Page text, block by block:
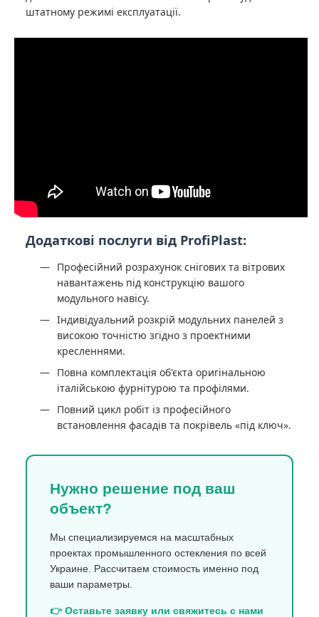
штатному режимі експлуатації.
Додаткові послуги від ProfiPlast:
Професійний розрахунок снігових та вітрових
навантажень під конструкцію вашого
модульного навісу.
Індивідуальний розкрій модульних панелей з
високою точністю згідно з проектними
кресленнями.
Повна комплектація об'єкта оригінальною
італійською фурнітурою та профілями.
Повний цикл робіт із професійного
встановлення фасадів та покрівель «під ключ».
Нужно решение под ваш
объект?
Мы специализируемся на масштабных
проектах промышленного остекления по всей
Украине. Рассчитаем стоимость именно под
ваши параметры.
👉 Оставьте заявку или свяжитесь с нами